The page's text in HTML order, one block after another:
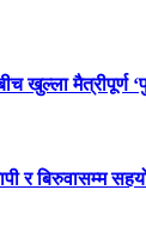
खुल्ला मैत्रीपूर्ण
र बिरुवासम्म